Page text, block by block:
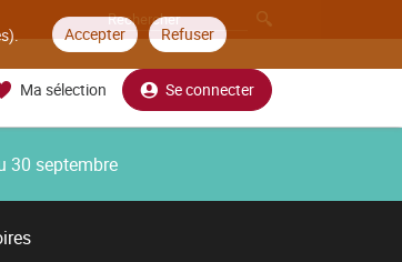
Accepter Refuser
Ma sélection Se connecter
30 septembre